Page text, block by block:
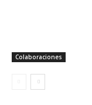
Colaboraciones